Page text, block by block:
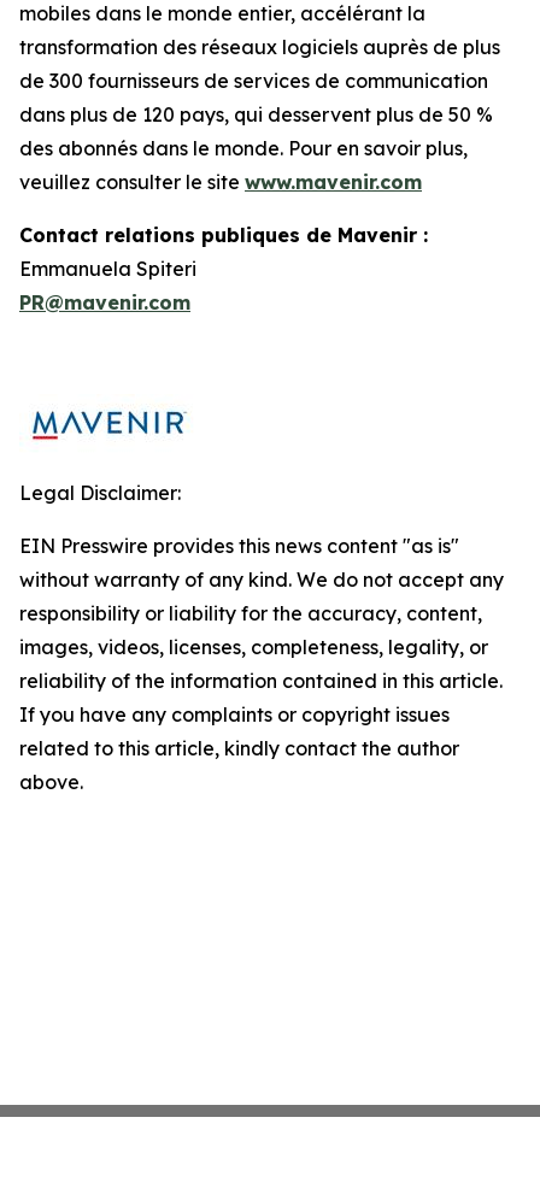
mobiles dans le monde entier, accélérant la
transformation des réseaux logiciels auprès de plus
de 300 fournisseurs de services de communication
dans plus de 120 pays, qui desservent plus de 50 %
des abonnés dans le monde. Pour en savoir plus,
veuillez consulter le site www.mavenir.com
Contact relations publiques de Mavenir :
Emmanuela Spiteri
PR@mavenir.com
Legal Disclaimer:
EIN Presswire provides this news content "as is"
without warranty of any kind. We do not accept any
responsibility or liability for the accuracy, content,
images, videos, licenses, completeness, legality, or
reliability of the information contained in this article.
If you have any complaints or copyright issues
related to this article, kindly contact the author
above.